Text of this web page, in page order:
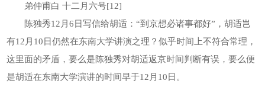
弟仲甫白 十二月六号[12]
陈独秀12月6日写信给胡适：“到京想必诸事都好”，胡适岂
有12月10日仍然在东南大学讲演之理？似乎时间上不符合常理，
这里面的矛盾，要么是陈独秀对胡适返京时间判断有误，要么便
是胡适在东南大学演讲的时间早于12月10日。